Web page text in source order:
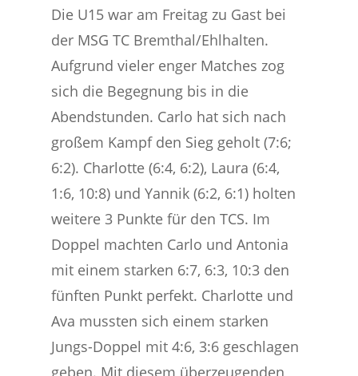
Die U15 war am Freitag zu Gast bei
der MSG TC Bremthal/Ehlhalten.
Aufgrund vieler enger Matches zog
sich die Begegnung bis in die
Abendstunden. Carlo hat sich nach
großem Kampf den Sieg geholt (7:6;
6:2). Charlotte (6:4, 6:2), Laura (6:4,
1:6, 10:8) und Yannik (6:2, 6:1) holten
weitere 3 Punkte für den TCS. Im
Doppel machten Carlo und Antonia
mit einem starken 6:7, 6:3, 10:3 den
fünften Punkt perfekt. Charlotte und
Ava mussten sich einem starken
Jungs-Doppel mit 4:6, 3:6 geschlagen
geben. Mit diesem überzeugenden